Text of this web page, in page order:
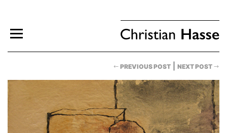
PREVIOUS POST NEXT POST